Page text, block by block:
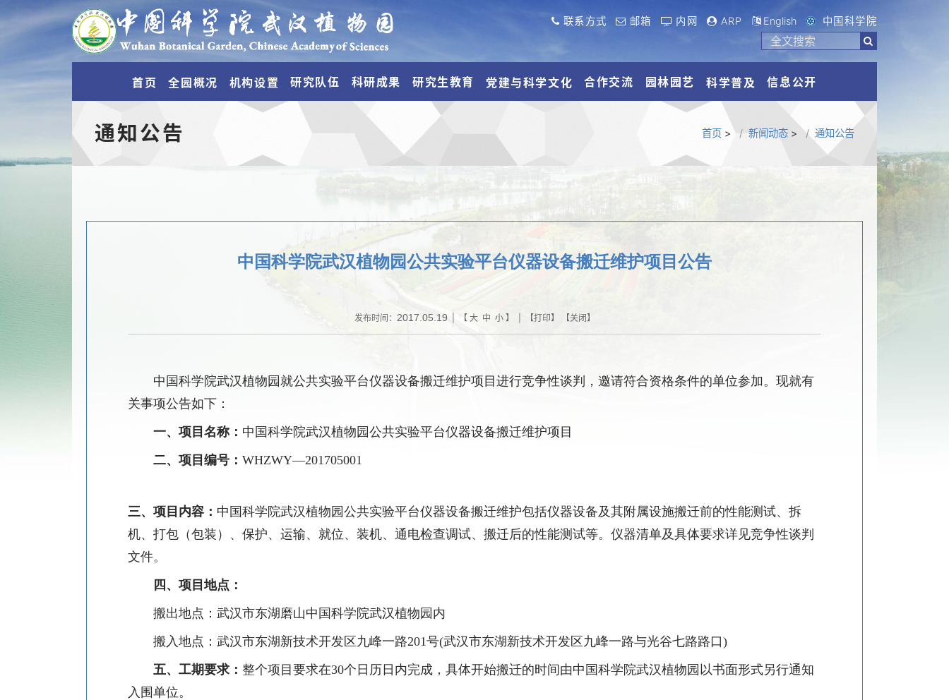
联系方式 邮箱 内网 ARP English 中国科学院
首页 全园概况 机构设置 研究队伍 科研成果 研究生教育 党建与科学文化 合作交流 园林园艺 科学普及 信息公开
通知公告 首页> 新闻动态> 通知公告
中国科学院武汉植物园公共实验平台仪器设备搬迁维护项目公告
发布时间： 2017.05.19| 【 大 中 小】 | 【打印】 【关闭】
中国科学院武汉植物园 就公共实验平台仪器设备搬迁维护项目进行竞争性谈判，邀请符合资格条件的单位参加。现就有
关事项公告如下：
一、项目名称： 中国科学院武汉植物园公共实验平台仪器设备搬迁维护项目
二、项目编号： WHZWY—201705001
三、项目内容： 中国科学院武汉植物园公共实验平台仪器设备搬迁维护包括仪器设备及其附属设施搬迁前的性能测试、拆
机、打包（包装）、保护、运输、就位、装机、通电检查调试、搬迁后的性能测试等。仪器清单及具体要求详见竞争性谈判
文件。
四、项目地点：
搬出地点：武汉市东湖磨山中国科学院武汉植物园内
搬入地点：武汉市东湖新技术开发区九峰一路201号(武汉市东湖新技术开发区九峰一路与光谷七路路口)
五、工期要求 ： 整个项目要求在30个日历日内完成，具体开始搬迁的时间由中国科学院武汉植物园以书面形式另行通知
入围单位。